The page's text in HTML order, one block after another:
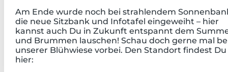
Am Ende wurde noch bei strahlendem
die neue Sitzbank und Infotafel eingeweiht – hier
kannst auch Du in Zukunft entspannt dem
und Brummen lauschen! Schau doch gerne mal
unserer Blühwiese vorbei. Den Standort findest Du
hier: